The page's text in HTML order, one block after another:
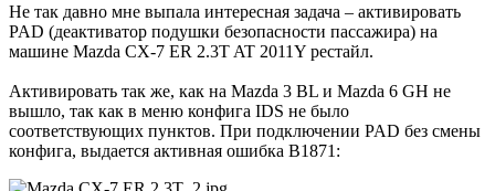
Не так давно мне выпала интересная задача – активировать
PAD (деактиватор подушки безопасности пассажира) на
машине Mazda CX-7 ER 2.3T AT 2011Y рестайл.
Активировать так же, как на Mazda 3 BL и Mazda 6 GH не
вышло, так как в меню конфига IDS не было
соответствующих пунктов. При подключении PAD без смены
конфига, выдается активная ошибка B1871: